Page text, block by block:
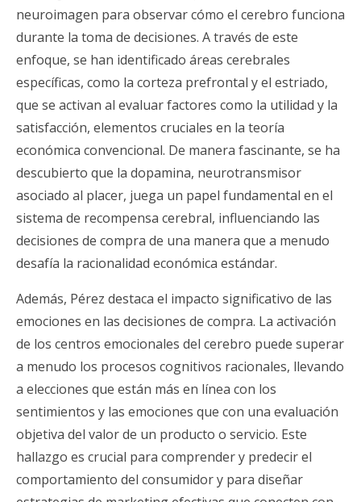
neuroimagen para observar cómo el cerebro funciona
durante la toma de decisiones. A través de este
enfoque, se han identificado áreas cerebrales
específicas, como la corteza prefrontal y el estriado,
que se activan al evaluar factores como la utilidad y la
satisfacción, elementos cruciales en la teoría
económica convencional. De manera fascinante, se ha
descubierto que la dopamina, neurotransmisor
asociado al placer, juega un papel fundamental en el
sistema de recompensa cerebral, influenciando las
decisiones de compra de una manera que a menudo
desafía la racionalidad económica estándar.
Además, Pérez destaca el impacto significativo de las
emociones en las decisiones de compra. La activación
de los centros emocionales del cerebro puede superar
a menudo los procesos cognitivos racionales, llevando
a elecciones que están más en línea con los
sentimientos y las emociones que con una evaluación
objetiva del valor de un producto o servicio. Este
hallazgo es crucial para comprender y predecir el
comportamiento del consumidor y para diseñar